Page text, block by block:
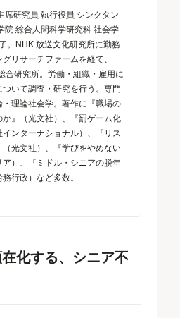
席研究員 執行役員 シンクタン
院 総合人間科学研究科 社会学
。NHK 放送文化研究所に勤務
リサーチファームを経て、
合研究所。労働・組織・雇用に
いて調査・研究を行う。専門
理論社会学。著作に『職場の
』（光文社）、『罰ゲーム化
ンターナショナル）、『リス
光文社）、『学びをやめない
）、『ミドル・シニアの脱年
行政）など多数。
化する、シニア不